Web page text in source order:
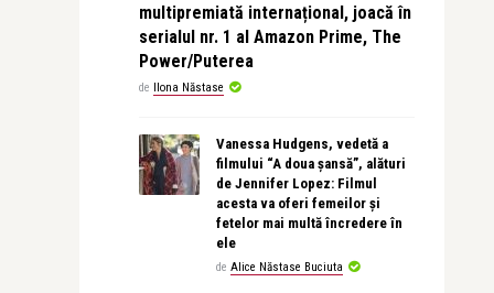
multipremiată internațional, joacă în
serialul nr. 1 al Amazon Prime, The
Power/Puterea
de Ilona Năstase
Vanessa Hudgens, vedetă a
filmului “A doua șansă”, alături
de Jennifer Lopez: Filmul
acesta va oferi femeilor și
fetelor mai multă încredere în
ele
de Alice Năstase Buciuta